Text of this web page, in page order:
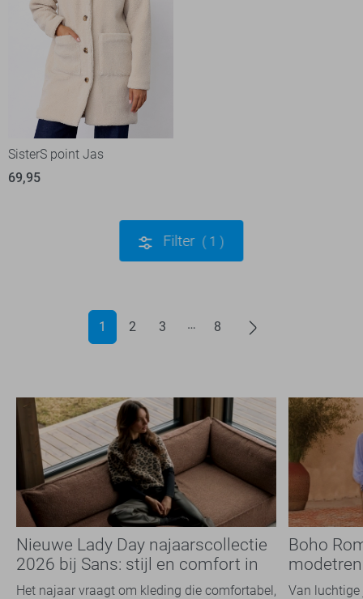
SisterS point Jas
69,95
Filter 1
1 2 3 8
Nieuwe Lady Day najaarscollectie
2026 bij Sans: stijl en comfort in
travelkwaliteit
Het najaar vraagt om kleding die comfortabel,
Boho
overal
Van luchtige